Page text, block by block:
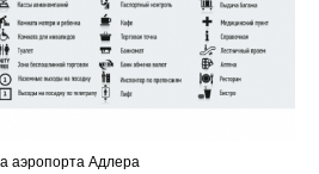
аэропорта Адлера